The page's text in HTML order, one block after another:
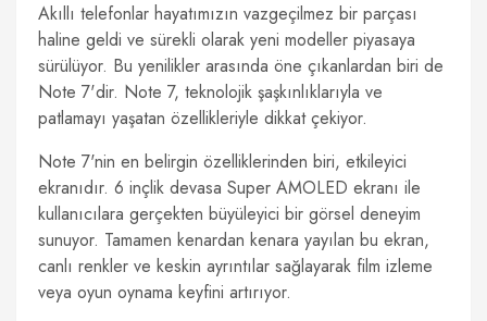
Akıllı telefonlar hayatımızın vazgeçilmez bir parçası
haline geldi ve sürekli olarak yeni modeller piyasaya
sürülüyor. Bu yenilikler arasında öne çıkanlardan biri de
Note 7'dir. Note 7, teknolojik şaşkınlıklarıyla ve
patlamayı yaşatan özellikleriyle dikkat çekiyor.
Note 7'nin en belirgin özelliklerinden biri, etkileyici
ekranıdır. 6 inçlik devasa Super AMOLED ekranı ile
kullanıcılara gerçekten büyüleyici bir görsel deneyim
sunuyor. Tamamen kenardan kenara yayılan bu ekran,
canlı renkler ve keskin ayrıntılar sağlayarak film izleme
veya oyun oynama keyfini artırıyor.